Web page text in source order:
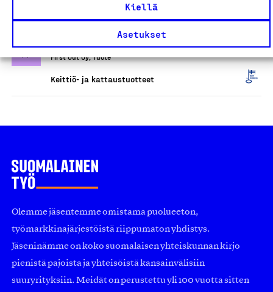
Kiellä
Asetukset
Puiset koriste- ja
käyttöesineet
First Out Oy, Tuote
Keittiö- ja kattaustuotteet
Olemme jäsentemme omistama puolueeton,
työmarkkinajärjestöistä riippumaton yhdistys.
Jäseninämme on koko suomalaisen yhteiskunnan kirjo
pienistä pajoista ja yhteisöistä kansainvälisiin
suuryrityksiin. Meidät on perustettu yli 100 vuotta sitten